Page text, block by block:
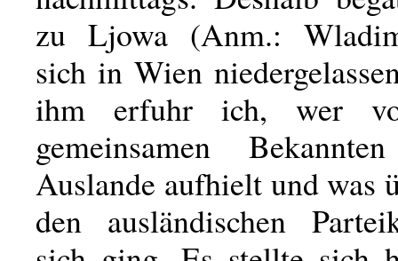
zu Ljowa (Anm.:
sich in Wien
ihm erfuhr ich, wer
gemeinsamen
Auslande aufhielt und was
den ausländischen